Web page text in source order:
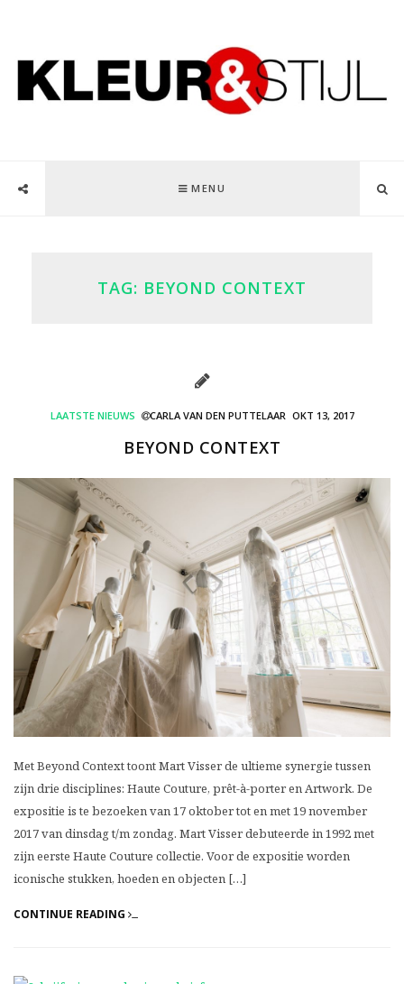
MENU
TAG: BEYOND CONTEXT
LAATSTE NIEUWS CARLA VAN DEN PUTTELAAR OKT 13, 2017
BEYOND CONTEXT
Met Beyond Context toont Mart Visser de ultieme synergie tussen
zijn drie disciplines: Haute Couture, prêt-à-porter en Artwork. De
expositie is te bezoeken van 17 oktober tot en met 19 november
2017 van dinsdag t/m zondag. Mart Visser debuteerde in 1992 met
zijn eerste Haute Couture collectie. Voor de expositie worden
iconische stukken, hoeden en objecten […]
CONTINUE READING